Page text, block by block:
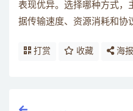
表现优异。选择哪种方式，
据传输速度、资源消耗和协
打赏 收藏 海